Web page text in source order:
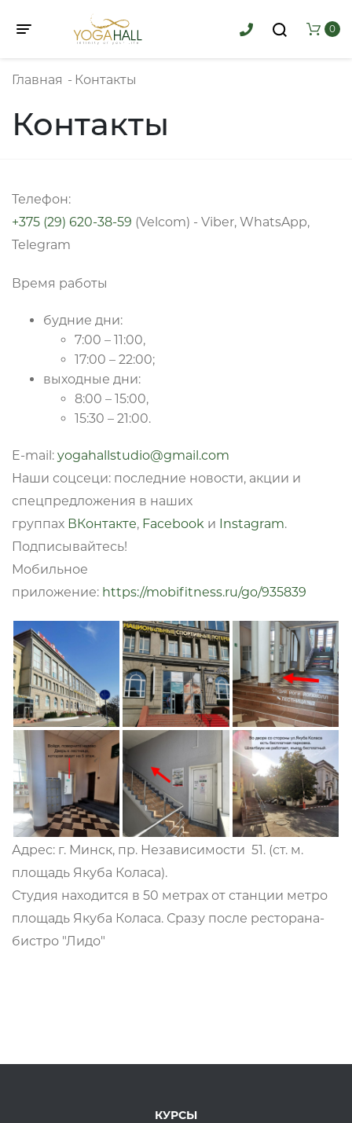
Toggle navigation 0
Главная - Контакты
Контакты
Телефон:
+375 (29) 620-38-59 (Velcom) - Viber, WhatsApp,
Telegram
Время работы
будние дни:
7:00 – 11:00,
17:00 – 22:00;
выходные дни:
8:00 – 15:00,
15:30 – 21:00.
E-mail: yogahallstudio@gmail.com
Наши соцсеци: последние новости, акции и
спецпредложения в наших
группах ВКонтакте, Facebook и Instagram.
Подписывайтесь!
Мобильное
приложение: https://mobifitness.ru/go/935839
Адрес: г. Минск, пр. Независимости 51. (ст. м.
площадь Якуба Коласа).
Студия находится в 50 метрах от станции метро
площадь Якуба Коласа. Сразу после ресторана-
бистро "Лидо"
КУРСЫ